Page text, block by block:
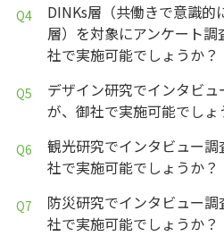
DINKs層（共働きで意識的
層）を対象にアンケート
社で実施可能でしょうか？
デザイン研究でインタビ
が、御社で実施可能でしょ
観光研究でインタビュー
社で実施可能でしょうか？
防災研究でインタビュー
社で実施可能でしょうか？